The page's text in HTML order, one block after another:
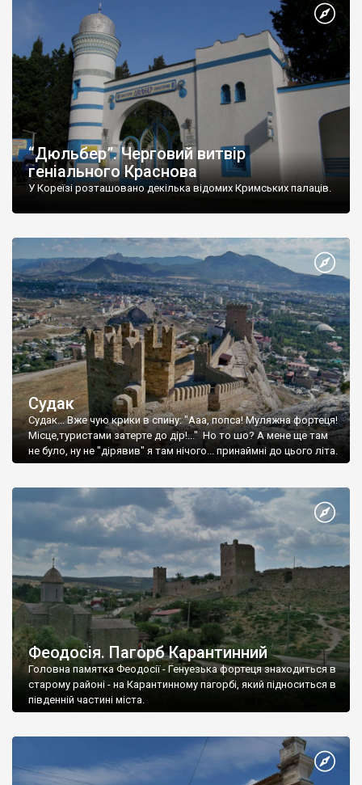
“Дюльбер”. Черговий витвір
геніального Краснова
У Кореїзі розташовано декілька відомих Кримських палаців.
Судак
Судак... Вже чую крики в спину: "Ааа, попса! Муляжна фортеця!
Місце,туристами затерте до дір!..." Но то шо? А мене ще там
не було, ну не "дірявив" я там нічого... принаймні до цього літа.
Феодосія. Пагорб Карантинний
Головна памятка Феодосії - Генуезька фортеця знаходиться в
старому районі - на Карантинному пагорбі, який підноситься в
південній частині міста.